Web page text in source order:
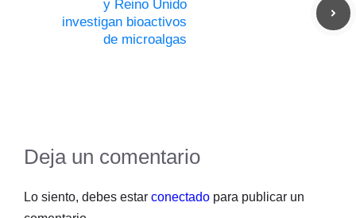
y Reino Unido
investigan bioactivos
de microalgas
Deja un comentario
Lo siento, debes estar conectado para publicar un